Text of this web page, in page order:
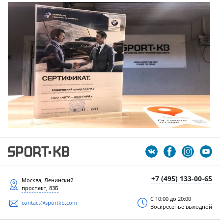
+7 (495) 133-00-65
Москва, Ленинский
проспект, 83Б
contact@sportkb.com
С 10:00 до 20:00
Воскресенье выходной